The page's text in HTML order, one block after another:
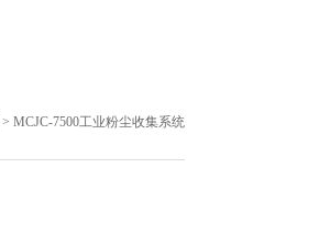
> MCJC-7500工业粉尘收集系统